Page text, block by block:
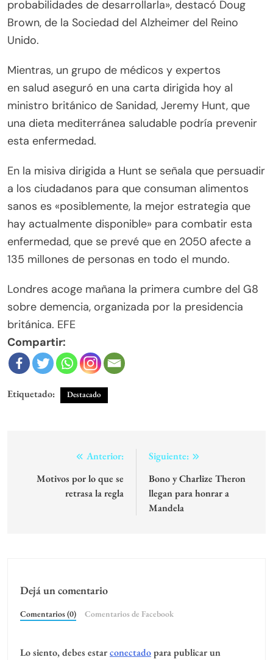
probabilidades de desarrollarla», destacó Doug
Brown, de la Sociedad del Alzheimer del Reino
Unido.
Mientras, un grupo de médicos y expertos
en salud aseguró en una carta dirigida hoy al
ministro británico de Sanidad, Jeremy Hunt, que
una dieta mediterránea saludable podría prevenir
esta enfermedad.
En la misiva dirigida a Hunt se señala que persuadir
a los ciudadanos para que consuman alimentos
sanos es «posiblemente, la mejor estrategia que
hay actualmente disponible» para combatir esta
enfermedad, que se prevé que en 2050 afecte a
135 millones de personas en todo el mundo.
Londres acoge mañana la primera cumbre del G8
sobre demencia, organizada por la presidencia
británica. EFE
Compartir:
Etiquetado: Destacado
Navegación
entradas
Anterior:
Motivos por lo que se
retrasa la regla
Siguiente:
Bono y Charlize Theron
llegan para honrar a
Mandela
Dejá un comentario
Comentarios (0) Comentarios de Facebook
Lo siento, debes estarconectadopara publicar un